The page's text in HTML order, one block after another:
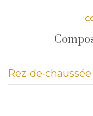
Rez-de-chaussée